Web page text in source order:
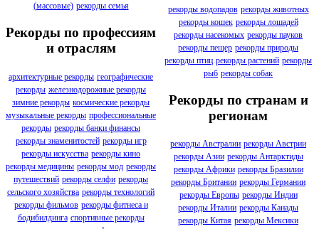
(массовые) рекорды семья
Рекорды по профессиям
и отраслям
архитектурные рекорды географические
рекорды железнодорожные рекорды
зимние рекорды космические рекорды
музыкальные рекорды профессиональные
рекорды рекорды банки финансы
рекорды знаменитостей рекорды игр
рекорды искусства рекорды кино
рекорды медицины рекорды мод рекорды
путешествий рекорды селфи рекорды
сельского хозяйства рекорды технологий
рекорды фильмов рекорды фитнеса и
бодибилдинга спортивные рекорды
рекорды водопадов рекорды животных
рекорды кошек рекорды лошадей
рекорды насекомых рекорды пауков
рекорды пещер рекорды природы
рекорды птиц рекорды растений рекорды
рыб рекорды собак
Рекорды по странам и
регионам
рекорды Австралии рекорды Австрии
рекорды Азии рекорды Антарктиды
рекорды Африки рекорды Бразилии
рекорды Британии рекорды Германии
рекорды Европы рекорды Индии
рекорды Италии рекорды Канады
рекорды Китая рекорды Мексики